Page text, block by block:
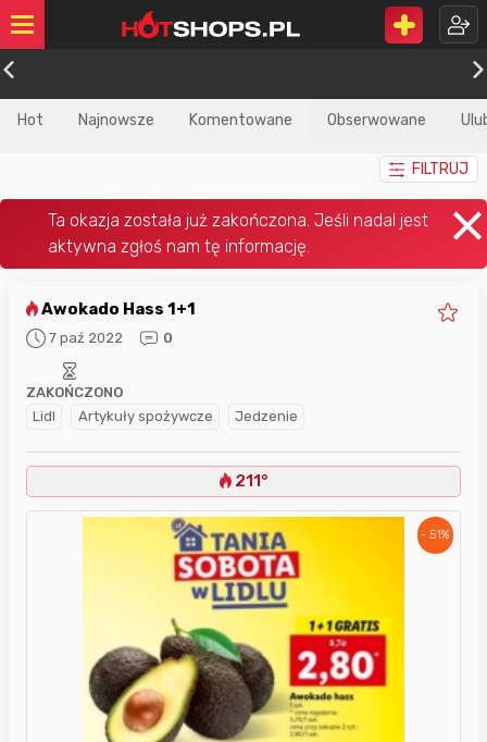
Hot Najnowsze Komentowane Obserwowane
FILTRUJ
Awokado Hass 1+1
7 paź 2022 0
Lidl Artykuły spożywcze Jedzenie
ZAKOŃCZONO
211°
- 51%